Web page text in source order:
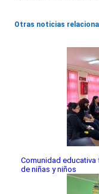
Otras noticias
Comunidad
de niñas y niños